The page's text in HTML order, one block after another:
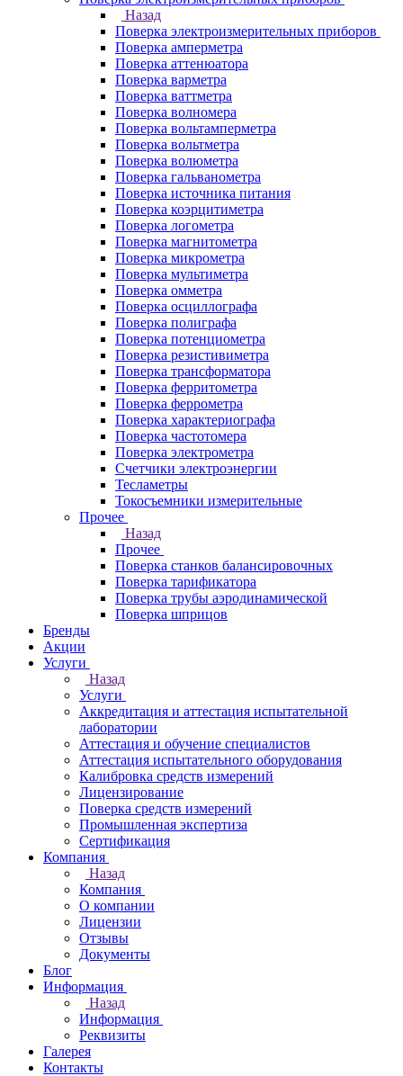
Назад
Поверка электроизмерительных приборов
Поверка амперметра
Поверка аттенюатора
Поверка варметра
Поверка ваттметра
Поверка волномера
Поверка вольтамперметра
Поверка вольтметра
Поверка волюметра
Поверка гальванометра
Поверка источника питания
Поверка коэрцитиметра
Поверка логометра
Поверка магнитометра
Поверка микрометра
Поверка мультиметра
Поверка омметра
Поверка осциллографа
Поверка полиграфа
Поверка потенциометра
Поверка резистивиметра
Поверка трансформатора
Поверка ферритометра
Поверка феррометра
Поверка характериографа
Поверка частотомера
Поверка электрометра
Счетчики электроэнергии
Тесламетры
Токосъемники измерительные
Прочее
Назад
Прочее
Поверка станков балансировочных
Поверка тарификатора
Поверка трубы аэродинамической
Поверка шприцов
Бренды
Акции
Услуги
Назад
Услуги
Аккредитация и аттестация испытательной
лаборатории
Аттестация и обучение специалистов
Аттестация испытательного оборудования
Калибровка средств измерений
Лицензирование
Поверка средств измерений
Промышленная экспертиза
Сертификация
Компания
Назад
Компания
О компании
Лицензии
Отзывы
Документы
Блог
Информация
Назад
Информация
Реквизиты
Галерея
Контакты